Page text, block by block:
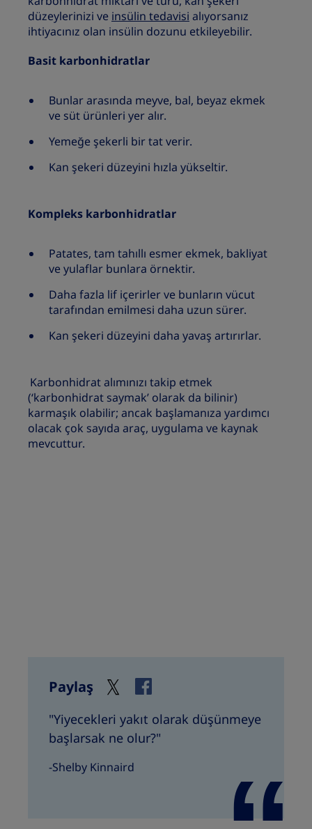
düzeylerinizi ve insülin tedavisi alıyorsanız
ihtiyacınız olan insülin dozunu etkileyebilir.
Basit karbonhidratlar
Bunlar arasında meyve, bal, beyaz ekmek
ve süt ürünleri yer alır.
Yemeğe şekerli bir tat verir.
Kan şekeri düzeyini hızla yükseltir.
Kompleks karbonhidratlar
Patates, tam tahıllı esmer ekmek, bakliyat
ve yulaflar bunlara örnektir.
Daha fazla lif içerirler ve bunların vücut
tarafından emilmesi daha uzun sürer.
Kan şekeri düzeyini daha yavaş artırırlar.
Karbonhidrat alımınızı takip etmek
(‘karbonhidrat saymak’ olarak da bilinir)
karmaşık olabilir; ancak başlamanıza yardımcı
olacak çok sayıda araç, uygulama ve kaynak
mevcuttur.
Paylaş
"Yiyecekleri yakıt olarak düşünmeye
başlarsak ne olur?"
-Shelby Kinnaird